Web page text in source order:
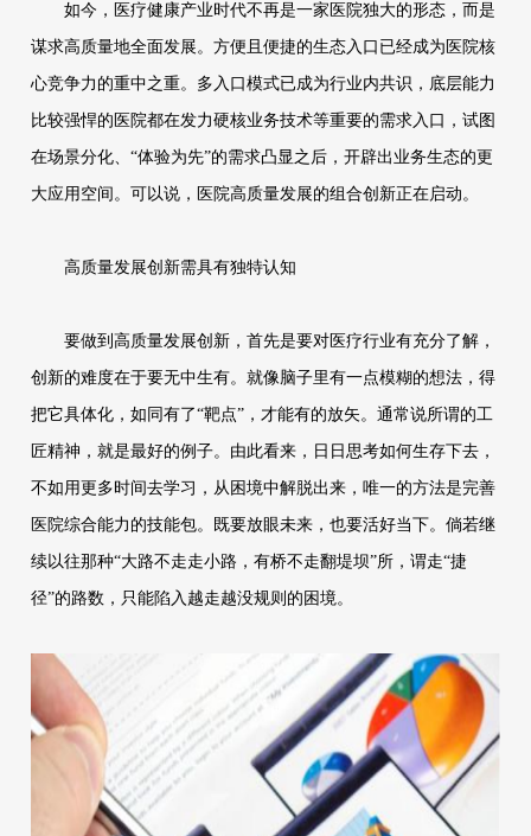
如今，医疗健康产业时代不再是一家医院独大的形态，而是
谋求高质量地全面发展。方便且便捷的生态入口已经成为医院核
心竞争力的重中之重。多入口模式已成为行业内共识，底层能力
比较强悍的医院都在发力硬核业务技术等重要的需求入口，试图
在场景分化、“体验为先”的需求凸显之后，开辟出业务生态的更
大应用空间。可以说，医院高质量发展的组合创新正在启动。
高质量发展创新需具有独特认知
要做到高质量发展创新，首先是要对医疗行业有充分了解，
创新的难度在于要无中生有。就像脑子里有一点模糊的想法，得
把它具体化，如同有了“靶点”，才能有的放矢。通常说所谓的工
匠精神，就是最好的例子。由此看来，日日思考如何生存下去，
不如用更多时间去学习，从困境中解脱出来，唯一的方法是完善
医院综合能力的技能包。既要放眼未来，也要活好当下。倘若继
续以往那种“大路不走走小路，有桥不走翻堤坝”所，谓走“捷
径”的路数，只能陷入越走越没规则的困境。